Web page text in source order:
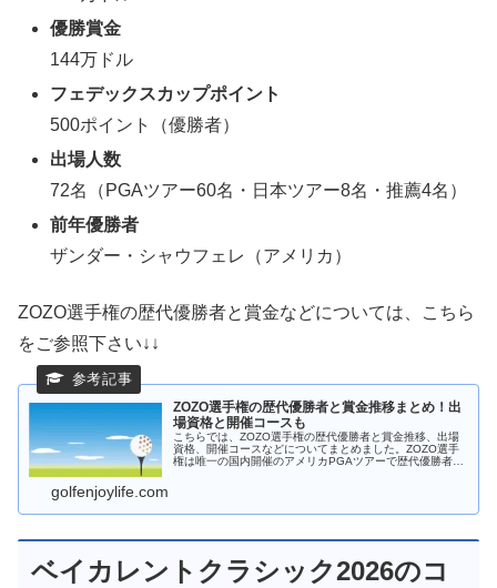
優勝賞金
144万ドル
フェデックスカップポイント
500ポイント（優勝者）
出場人数
72名（PGAツアー60名・日本ツアー8名・推薦4名）
前年優勝者
ザンダー・シャウフェレ（アメリカ）
ZOZO選手権の歴代優勝者と賞金などについては、こちら
をご参照下さい↓↓
ZOZO選手権の歴代優勝者と賞金推移まとめ！出
場資格と開催コースも
こちらでは、ZOZO選手権の歴代優勝者と賞金推移、出場
資格、開催コースなどについてまとめました。ZOZO選手
権は唯一の国内開催のアメリカPGAツアーで歴代優勝者に
golfenjoylife.com
ベイカレントクラシック2026のコ